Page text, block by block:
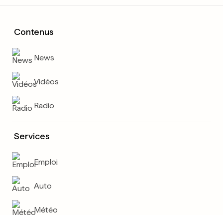
Contenus
News
Vidéos
Radio
Services
Emploi
Auto
Météo